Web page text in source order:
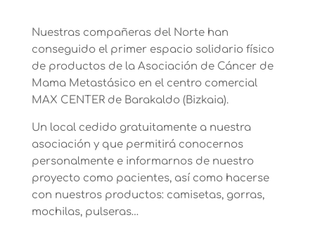
Nuestras compañeras del Norte han
conseguido el primer espacio solidario físico
de productos de la Asociación de Cáncer de
Mama Metastásico en el centro comercial
MAX CENTER de Barakaldo (Bizkaia).
Un local cedido gratuitamente a nuestra
asociación y que permitirá conocernos
personalmente e informarnos de nuestro
proyecto como pacientes, así como hacerse
con nuestros productos: camisetas, gorras,
mochilas, pulseras…